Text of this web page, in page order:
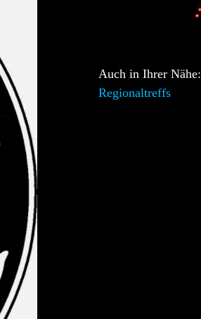
Auch in Ihrer Nähe:
Regionaltreffs